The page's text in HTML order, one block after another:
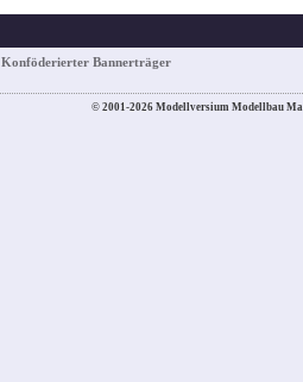
Konföderierter Bannerträger
© 2001-2026 Modellversium Modellbau